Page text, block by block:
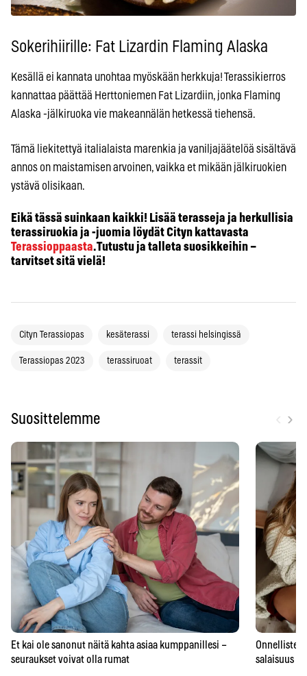
Sokerihiirille: Fat Lizardin Flaming Alaska
Kesällä ei kannata unohtaa myöskään herkkuja! Terassikierros
kannattaa päättää Herttoniemen Fat Lizardiin, jonka Flaming
Alaska -jälkiruoka vie makeannälän hetkessä tiehensä.
Tämä liekitettyä italialaista marenkia ja vaniljajäätelöä sisältävä
annos on maistamisen arvoinen, vaikka et mikään jälkiruokien
ystävä olisikaan.
Eikä tässä suinkaan kaikki! Lisää terasseja ja herkullisia
terassiruokia ja -juomia löydät Cityn kattavasta
Terassioppaasta. Tutustu ja talleta suosikkeihin –
tarvitset sitä vielä!
Cityn Terassiopas kesäterassi terassi helsingissä
Terassiopas 2023 terassiruoat terassit
Suosittelemme ›
Et kai ole sanonut näitä kahta asiaa kumppanillesi –
seuraukset voivat olla rumat
Onnellisten
salaisuus –